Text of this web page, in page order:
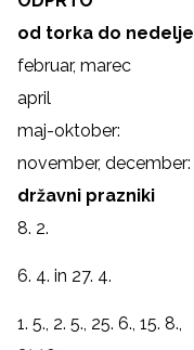
od torka do nedelje
februar, marec
april
maj-oktober:
november, december:
državni prazniki
8. 2.
6. 4. in 27. 4.
1. 5., 2. 5., 25. 6., 15. 8.,